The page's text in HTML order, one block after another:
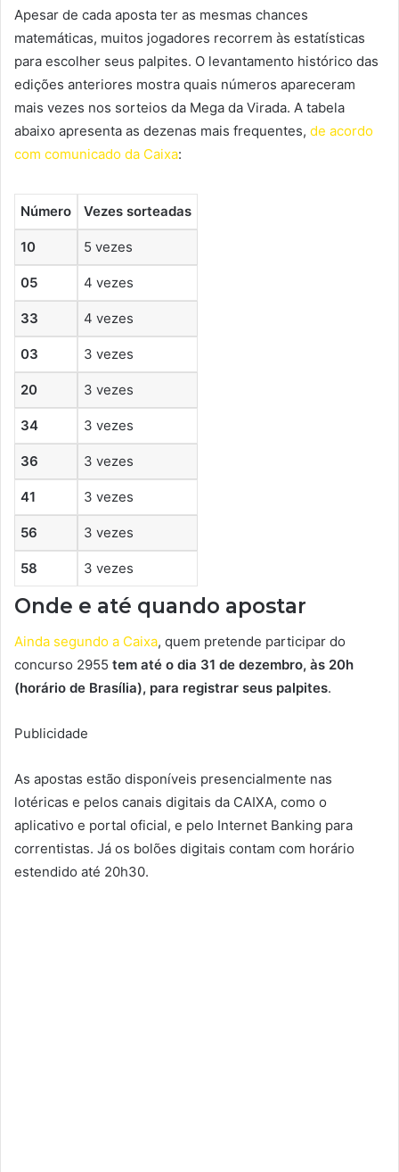
Apesar de cada aposta ter as mesmas chances
matemáticas, muitos jogadores recorrem às estatísticas
para escolher seus palpites. O levantamento histórico das
edições anteriores mostra quais números apareceram
mais vezes nos sorteios da Mega da Virada. A tabela
abaixo apresenta as dezenas mais frequentes, de acordo
com comunicado da Caixa:
Número Vezes sorteadas
10 5 vezes
05 4 vezes
33 4 vezes
03 3 vezes
20 3 vezes
34 3 vezes
36 3 vezes
41 3 vezes
56 3 vezes
58 3 vezes
Onde e até quando apostar
Ainda segundo a Caixa, quem pretende participar do
concurso 2955 tem até o dia 31 de dezembro, às 20h
(horário de Brasília), para registrar seus palpites.
Publicidade
As apostas estão disponíveis presencialmente nas
lotéricas e pelos canais digitais da CAIXA, como o
aplicativo e portal oficial, e pelo Internet Banking para
correntistas. Já os bolões digitais contam com horário
estendido até 20h30.